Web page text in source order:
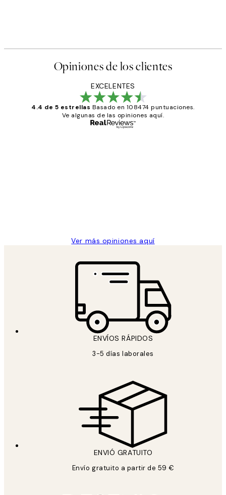
Opiniones de los clientes
EXCELENTES
4.4 de 5 estrellas Basado en 108474 puntuaciones.
Ve algunas de las opiniones aquí.
Ver más opiniones aquí
ENVÍOS RÁPIDOS
3-5 días laborales
ENVIÓ GRATUITO
Envío gratuito a partir de 59 €